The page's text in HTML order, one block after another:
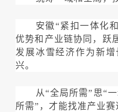
安徽“紧扣一体化
优势和产业链协同，跃
发展冰雪经济作为新
兴。
从“全局所需”思“
所需”，才能找准产业赛